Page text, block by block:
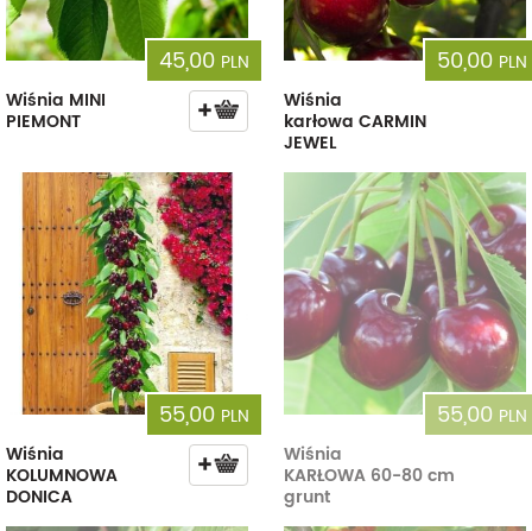
45,00 PLN
Wiśnia MINI
PIEMONT
50,00 PLN
Wiśnia
karłowa CARMIN
JEWEL
55,00 PLN
Wiśnia
KOLUMNOWA
DONICA
55,00 PLN
Wiśnia
KARŁOWA 60-80 cm
grunt